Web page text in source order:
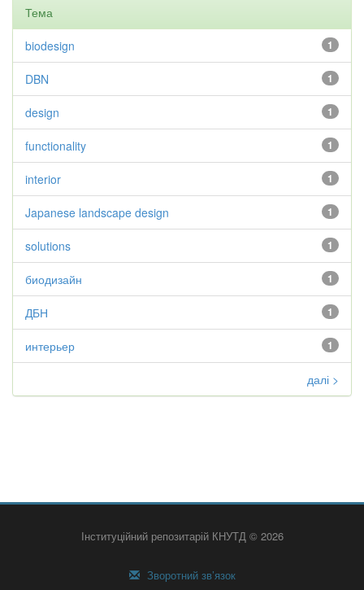
Тема
1
biodesign
1
DBN
1
design
1
functionality
1
interior
1
Japanese landscape design
1
solutions
1
биодизайн
1
ДБН
1
интерьер
далі >
Інституційний репозитарій КНУТД © 2026
Зворотний зв’язок